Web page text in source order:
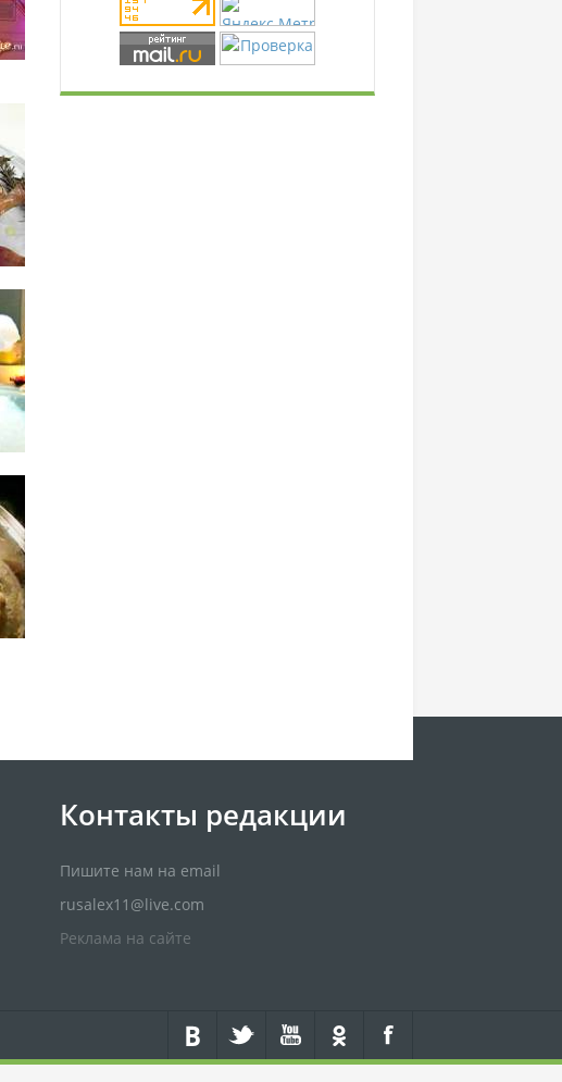
Контакты редакции
Пишите нам на email
rusalex11@live.com
Реклама на сайте